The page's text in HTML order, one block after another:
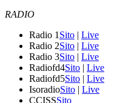
RADIO
Radio 1 Sito | Live
Radio 2Sito | Live
Radio 3Sito | Live
Radiofd4Sito | Live
Radiofd5Sito | Live
IsoradioSito | Live
CCISSSito